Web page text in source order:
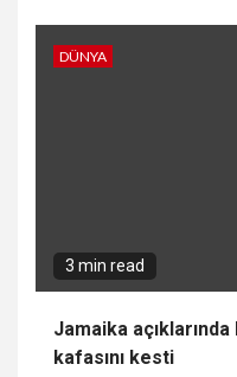
DÜNYA
3 min read
Jamaika
kafasını kesti